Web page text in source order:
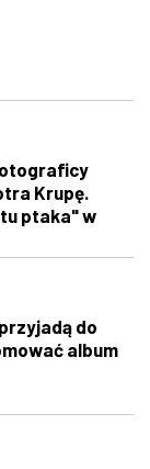
Krupę.
ptaka" w
do
album